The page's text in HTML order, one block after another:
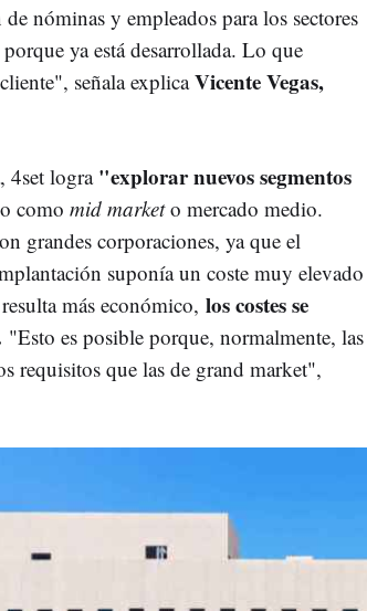
nóminas y empleados para los sectores
ya está desarrollada. Lo que
señala explicaVicente Vegas,
4set logra "explorar nuevos segmentos
como mid marketo mercado medio.
grandes corporaciones, ya que el
suponía un coste muy elevado
más económico, los costes se
"Esto es posible porque, normalmente, las
requisitos que las de grand market",